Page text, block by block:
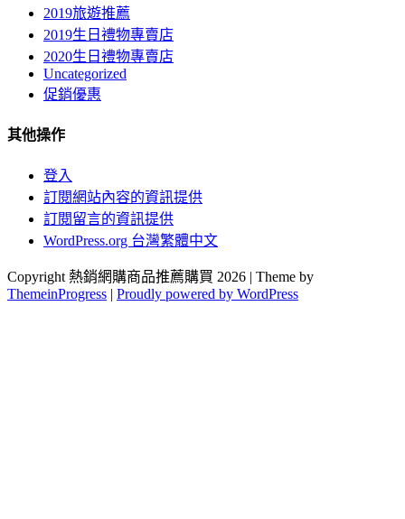
2019旅遊推薦
2019生日禮物專賣店
2020生日禮物專賣店
Uncategorized
促銷優惠
其他操作
登入
訂閱網站內容的資訊提供
訂閱留言的資訊提供
WordPress.org 台灣繁體中文
Copyright 熱銷網購商品推薦購買 2026 | Theme by
ThemeinProgress | Proudly powered by WordPress